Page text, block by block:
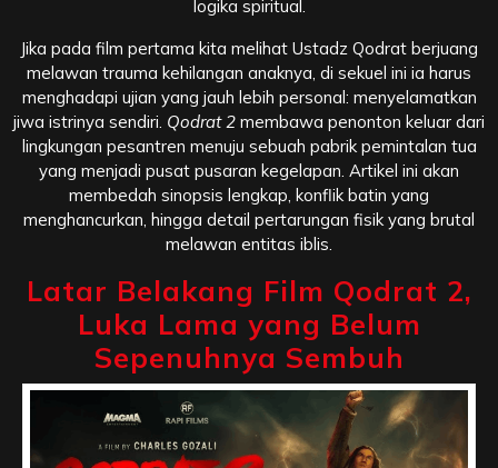
logika spiritual.
Jika pada film pertama kita melihat Ustadz Qodrat berjuang
melawan trauma kehilangan anaknya, di sekuel ini ia harus
menghadapi ujian yang jauh lebih personal: menyelamatkan
jiwa istrinya sendiri. Qodrat 2 membawa penonton keluar dari
lingkungan pesantren menuju sebuah pabrik pemintalan tua
yang menjadi pusat pusaran kegelapan. Artikel ini akan
membedah sinopsis lengkap, konflik batin yang
menghancurkan, hingga detail pertarungan fisik yang brutal
melawan entitas iblis.
Latar Belakang Film Qodrat 2,
Luka Lama yang Belum
Sepenuhnya Sembuh